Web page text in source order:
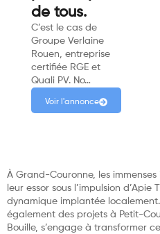
de tous.
C’est le cas de
Groupe Verlaine
Rouen, entreprise
certifiée RGE et
Quali PV. No…
Voir l'annonce
À Grand-Couronne, les
leur essor sous l’impulsion
dynamique implantée
également des projets à Petit-
Bouille, s’engage à transformer